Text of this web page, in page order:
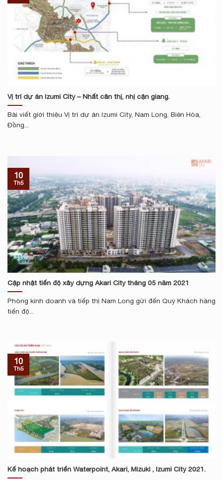
Vị trí dự án Izumi City – Nhất cân thị, nhị cận giang.
Bài viết giới thiệu Vị trí dự án Izumi City, Nam Long, Biên Hòa,
Đồng...
Cập nhật tiến độ xây dựng Akari City tháng 05 năm 2021
Phòng kinh doanh và tiếp thị Nam Long gửi đến Quý Khách hàng
tiến độ...
10
Th5
Kế hoạch phát triển Waterpoint, Akari, Mizuki , Izumi City 2021.
10
Th5